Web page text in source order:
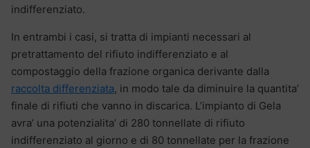
indifferenziato.
In entrambi i casi, si tratta di impianti necessari al
pretrattamento del rifiuto indifferenziato e al
compostaggio della frazione organica derivante dalla
raccolta differenziata, in modo tale da diminuire la quantita’
finale di rifiuti che vanno in discarica. L’impianto di Gela
avra’ una potenzialita’ di 280 tonnellate di rifiuto
indifferenziato al giorno e di 80 tonnellate per la frazione